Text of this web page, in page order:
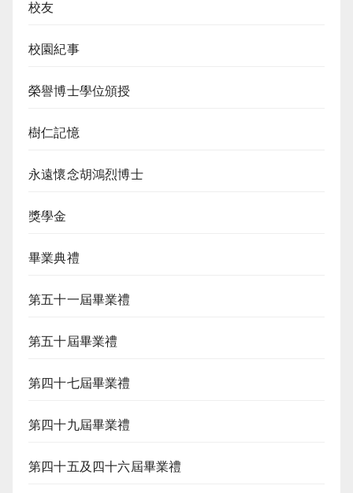
校友
校園紀事
榮譽博士學位頒授
樹仁記憶
永遠懷念胡鴻烈博士
獎學金
畢業典禮
第五十一屆畢業禮
第五十屆畢業禮
第四十七屆畢業禮
第四十九屆畢業禮
第四十五及四十六屆畢業禮